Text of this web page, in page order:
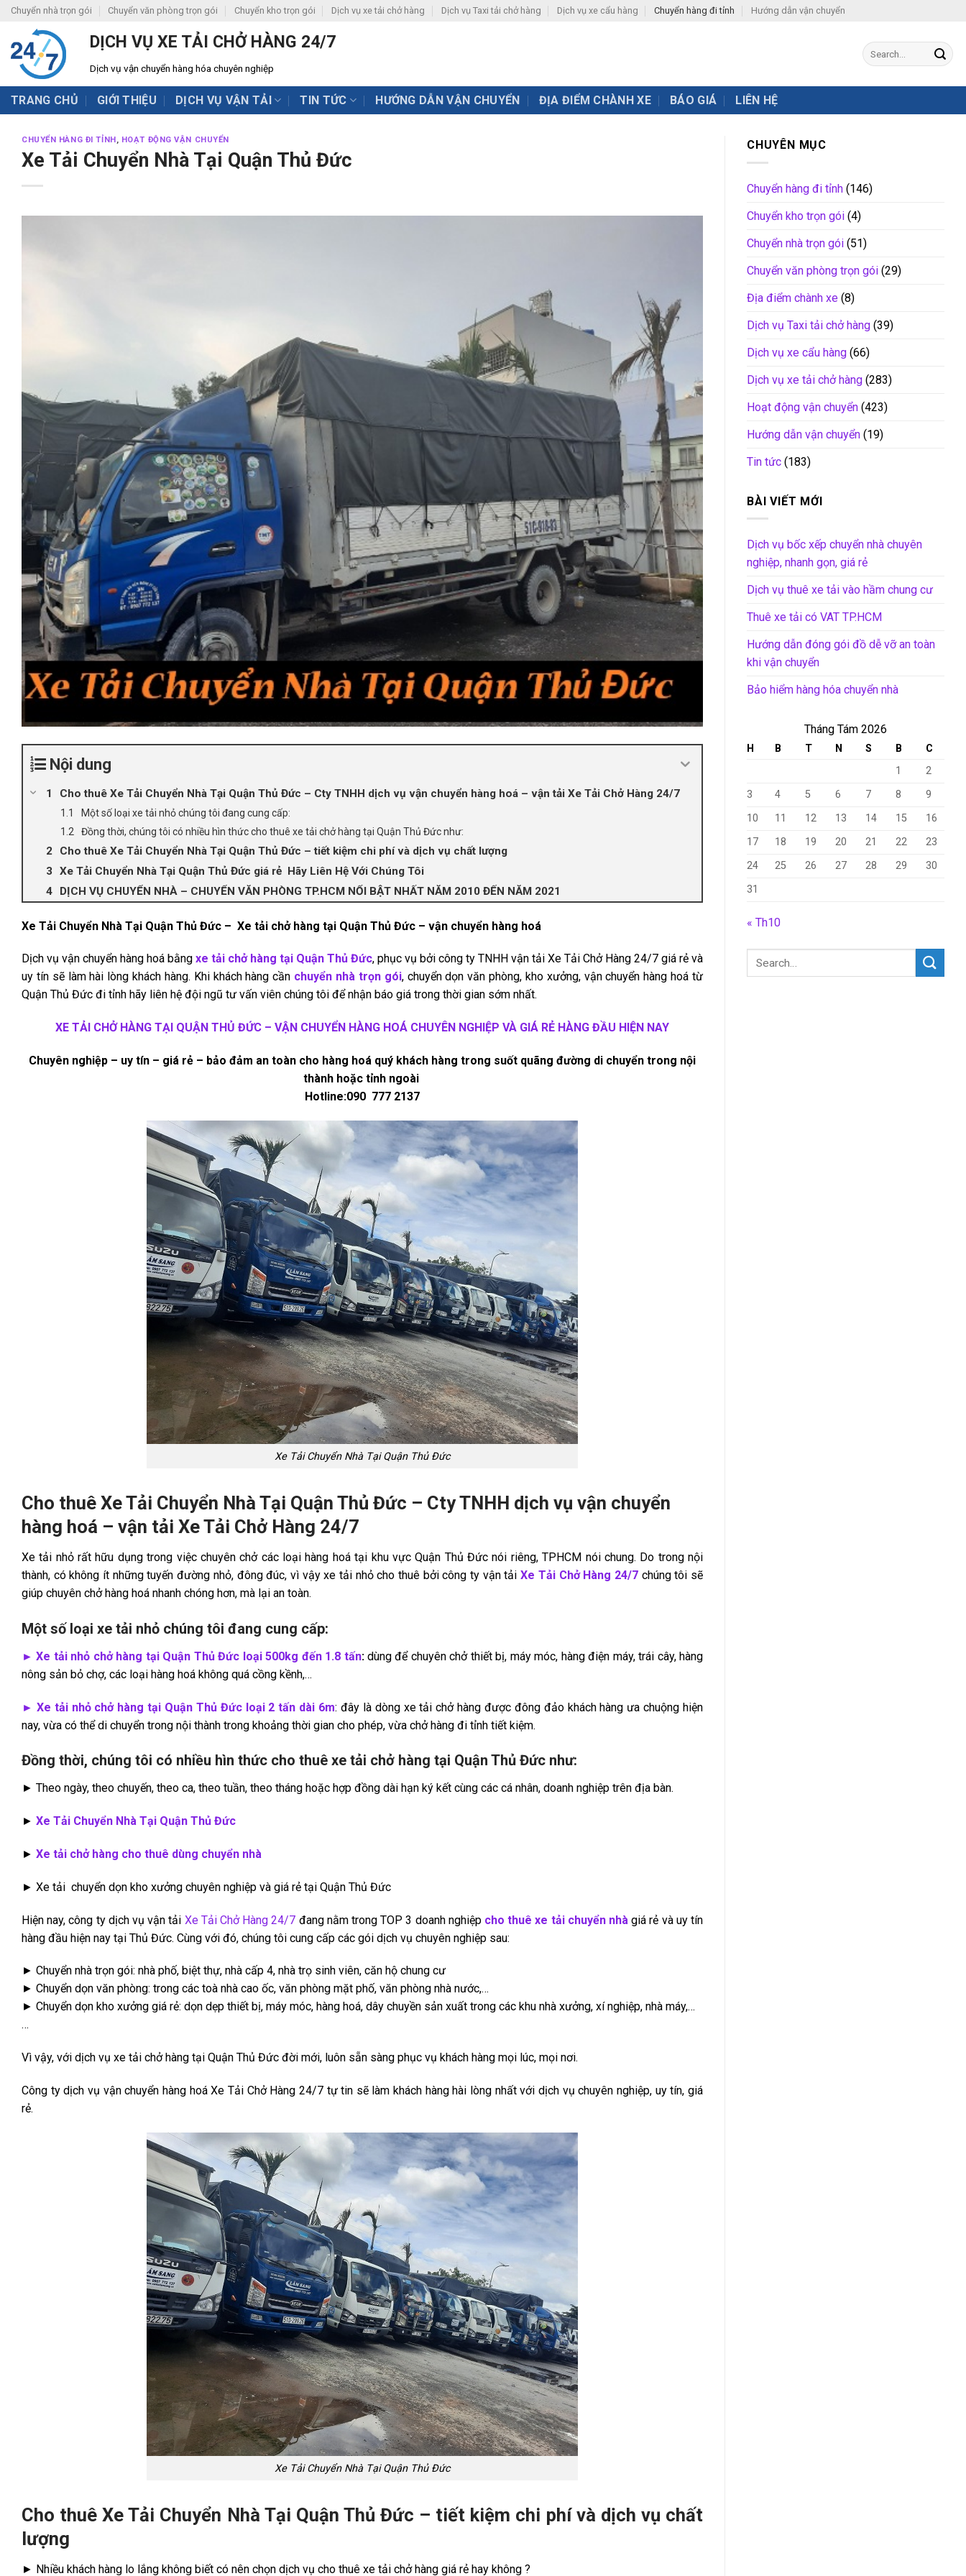
Skip
content
Chuyển nhà trọn gói Chuyển văn phòng trọn gói Chuyển kho trọn gói Dịch vụ xe tải chở hàng Dịch vụ Taxi tải chở hàng Dịch vụ xe cẩu hàng Chuyển hàng đi tỉnh Hướng dẫn vận chuyển
DỊCH VỤ XE TẢI CHỞ HÀNG 24/7
Dịch vụ vận chuyển hàng hóa chuyên nghiệp
TRANG CHỦ GIỚI THIỆU DỊCH VỤ VẬN TẢI TIN TỨC HƯỚNG DẪN VẬN CHUYỂN ĐỊA ĐIỂM CHÀNH XE BÁO GIÁ LIÊN HỆ
CHUYỂN HÀNG ĐI TỈNH, HOẠT ĐỘNG VẬN CHUYỂN
Xe Tải Chuyển Nhà Tại Quận Thủ Đức
Nội dung
Cho thuê Xe Tải Chuyển Nhà Tại Quận Thủ Đức – Cty TNHH dịch vụ vận chuyển hàng hoá – vận tải Xe Tải Chở Hàng 24/7
Một số loại xe tải nhỏ chúng tôi đang cung cấp:
Đồng thời, chúng tôi có nhiều hìn thức cho thuê xe tải chở hàng tại Quận Thủ Đức như:
Cho thuê Xe Tải Chuyển Nhà Tại Quận Thủ Đức – tiết kiệm chi phí và dịch vụ chất lượng
Xe Tải Chuyển Nhà Tại Quận Thủ Đức giá rẻ Hãy Liên Hệ Với Chúng Tôi
DỊCH VỤ CHUYỂN NHÀ – CHUYỂN VĂN PHÒNG TP.HCM NỔI BẬT NHẤT NĂM 2010 ĐẾN NĂM 2021
Xe Tải Chuyển Nhà Tại Quận Thủ Đức – Xe tải chở hàng tại Quận Thủ Đức – vận chuyển hàng hoá
Dịch vụ vận chuyển hàng hoá bằng xe tải chở hàng tại Quận Thủ Đức, phục vụ bởi công ty TNHH vận tải Xe Tải Chở Hàng 24/7 giá rẻ và
uy tín sẽ làm hài lòng khách hàng. Khi khách hàng cần chuyển nhà trọn gói, chuyển dọn văn phòng, kho xưởng, vận chuyển hàng hoá từ
Quận Thủ Đức đi tỉnh hãy liên hệ đội ngũ tư vấn viên chúng tôi để nhận báo giá trong thời gian sớm nhất.
XE TẢI CHỞ HÀNG TẠI QUẬN THỦ ĐỨC – VẬN CHUYỂN HÀNG HOÁ CHUYÊN NGHIỆP VÀ GIÁ RẺ HÀNG ĐẦU HIỆN NAY
Chuyên nghiệp – uy tín – giá rẻ – bảo đảm an toàn cho hàng hoá quý khách hàng trong suốt quãng đường di chuyển trong nội
thành hoặc tỉnh ngoài
Hotline:090 777 2137
Xe Tải Chuyển Nhà Tại Quận Thủ Đức
Cho thuê Xe Tải Chuyển Nhà Tại Quận Thủ Đức – Cty TNHH dịch vụ vận chuyển
hàng hoá – vận tải Xe Tải Chở Hàng 24/7
Xe tải nhỏ rất hữu dụng trong việc chuyên chở các loại hàng hoá tại khu vực Quận Thủ Đức nói riêng, TPHCM nói chung. Do trong nội
thành, có không ít những tuyến đường nhỏ, đông đúc, vì vậy xe tải nhỏ cho thuê bởi công ty vận tảiXe Tải Chở Hàng 24/7 chúng tôi sẽ
giúp chuyên chở hàng hoá nhanh chóng hơn, mà lại an toàn.
Một số loại xe tải nhỏ chúng tôi đang cung cấp:
► Xe tải nhỏ chở hàng tại Quận Thủ Đức loại 500kg đến 1.8 tấn:dùng để chuyên chở thiết bị, máy móc, hàng điện máy, trái cây, hàng
nông sản bỏ chợ, các loại hàng hoá không quá cồng kềnh,…
► Xe tải nhỏ chở hàng tại Quận Thủ Đức loại 2 tấn dài 6m: đây là dòng xe tải chở hàng được đông đảo khách hàng ưa chuộng hiện
nay, vừa có thể di chuyển trong nội thành trong khoảng thời gian cho phép, vừa chở hàng đi tỉnh tiết kiệm.
Đồng thời, chúng tôi có nhiều hìn thức cho thuê xe tải chở hàng tại Quận Thủ Đức như:
► Theo ngày, theo chuyến, theo ca, theo tuần, theo tháng hoặc hợp đồng dài hạn ký kết cùng các cá nhân, doanh nghiệp trên địa bàn.
► Xe Tải Chuyển Nhà Tại Quận Thủ Đức
► Xe tải chở hàng cho thuê dùng chuyển nhà
► Xe tải chuyển dọn kho xưởng chuyên nghiệp và giá rẻ tại Quận Thủ Đức
Hiện nay, công ty dịch vụ vận tải Xe Tải Chở Hàng 24/7 đang nằm trong TOP 3 doanh nghiệpcho thuê xe tải chuyển nhà giá rẻ và uy tín
hàng đầu hiện nay tại Thủ Đức. Cùng với đó, chúng tôi cung cấp các gói dịch vụ chuyên nghiệp sau:
► Chuyển nhà trọn gói: nhà phố, biệt thự, nhà cấp 4, nhà trọ sinh viên, căn hộ chung cư
► Chuyển dọn văn phòng: trong các toà nhà cao ốc, văn phòng mặt phố, văn phòng nhà nước,…
► Chuyển dọn kho xưởng giá rẻ: dọn dẹp thiết bị, máy móc, hàng hoá, dây chuyền sản xuất trong các khu nhà xưởng, xí nghiệp, nhà máy,…
…
Vì vậy, với dịch vụ xe tải chở hàng tại Quận Thủ Đức đời mới, luôn sẵn sàng phục vụ khách hàng mọi lúc, mọi nơi.
Công ty dịch vụ vận chuyển hàng hoá Xe Tải Chở Hàng 24/7 tự tin sẽ làm khách hàng hài lòng nhất với dịch vụ chuyên nghiệp, uy tín, giá
rẻ.
Xe Tải Chuyển Nhà Tại Quận Thủ Đức
Cho thuê Xe Tải Chuyển Nhà Tại Quận Thủ Đức – tiết kiệm chi phí và dịch vụ chất
lượng
► Nhiều khách hàng lo lắng không biết có nên chọn dịch vụ cho thuê xe tải chở hàng giá rẻ hay không ?
CHUYÊN MỤC
Chuyển hàng đi tỉnh (146)
Chuyển kho trọn gói (4)
Chuyển nhà trọn gói (51)
Chuyển văn phòng trọn gói (29)
Địa điểm chành xe (8)
Dịch vụ Taxi tải chở hàng (39)
Dịch vụ xe cẩu hàng (66)
Dịch vụ xe tải chở hàng (283)
Hoạt động vận chuyển (423)
Hướng dẫn vận chuyển (19)
Tin tức (183)
BÀI VIẾT MỚI
Dịch vụ bốc xếp chuyển nhà chuyên
nghiệp, nhanh gọn, giá rẻ
Dịch vụ thuê xe tải vào hầm chung cư
Thuê xe tải có VAT TP.HCM
Hướng dẫn đóng gói đồ dễ vỡ an toàn
khi vận chuyển
Bảo hiểm hàng hóa chuyển nhà
Tháng Tám 2026
H B T N S B
C
1
2
3
4 5 6 7 8
9
10
11 12 13 14 15
16
17
18 19 20 21 22
23
24
25 26 27 28 29
30
31
« Th10